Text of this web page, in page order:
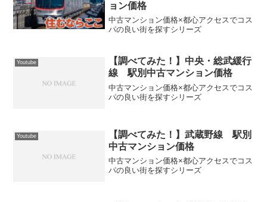
ョン価格
中古マンション価格×都心アクセスでコス
パの良い街を探すシリーズ
Youtube
【調べてみた！】中央・総武緩行
線 駅別中古マンション価格
中古マンション価格×都心アクセスでコス
パの良い街を探すシリーズ
Youtube
【調べてみた！】武蔵野線 駅別
中古マンション価格
中古マンション価格×都心アクセスでコス
パの良い街を探すシリーズ